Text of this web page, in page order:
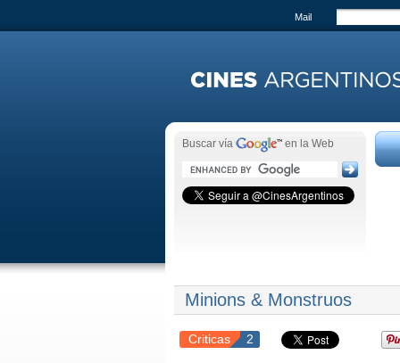
Mail
Buscar vía en la Web
Minions & Monstruos
Criticas 2